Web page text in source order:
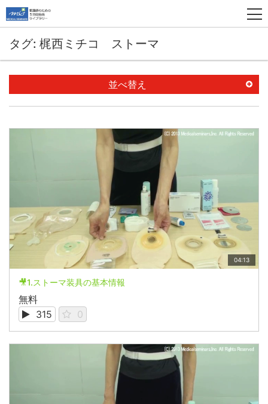
タグ: 梶西ミチコ ストーマ
並べ替え
04:13
🎥1.ストーマ装具の基本情報
無料
315
0